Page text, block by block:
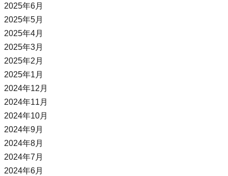
2025年6月
2025年5月
2025年4月
2025年3月
2025年2月
2025年1月
2024年12月
2024年11月
2024年10月
2024年9月
2024年8月
2024年7月
2024年6月